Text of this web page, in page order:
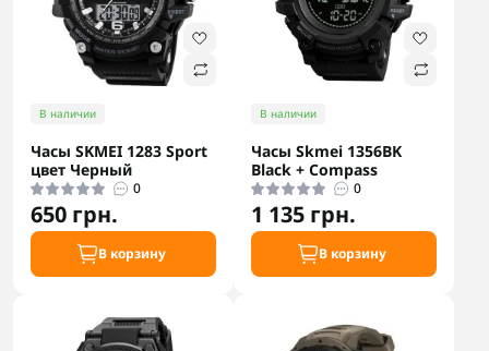
В наличии
Часы SKMEI 1283 Sport
цвет Черный
0
650 грн.
В корзину
В наличии
Часы Skmei 1356BK
Black + Compass
0
1 135 грн.
В корзину